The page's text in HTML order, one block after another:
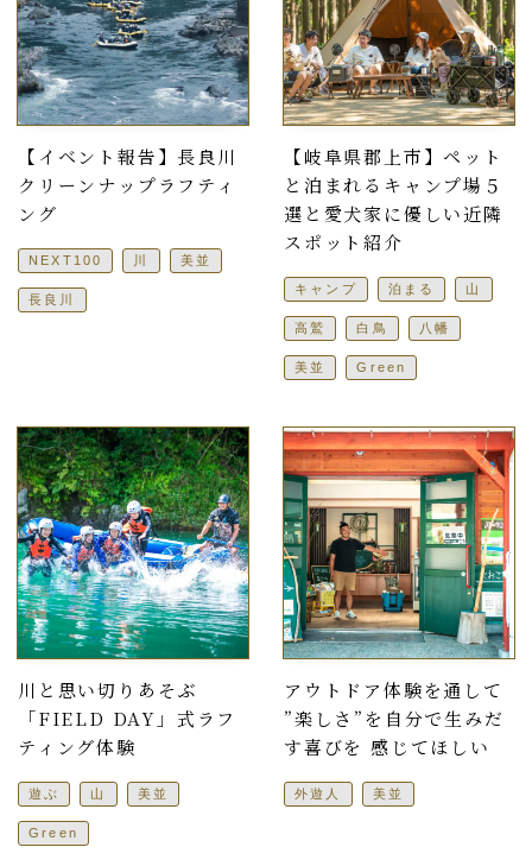
【イベント報告】長良川
クリーンナップラフティ
ング
NEXT100 川 美並
長良川
【岐阜県郡上市】ペット
と泊まれるキャンプ場５
選と愛犬家に優しい近隣
スポット紹介
キャンプ 泊まる 山
高鷲 白鳥 八幡
美並 Green
川と思い切りあそぶ
「FIELD DAY」式ラフ
ティング体験
遊ぶ 山 美並
Green
アウトドア体験を通して
”楽しさ”を自分で生みだ
す喜びを 感じてほしい
外遊人 美並